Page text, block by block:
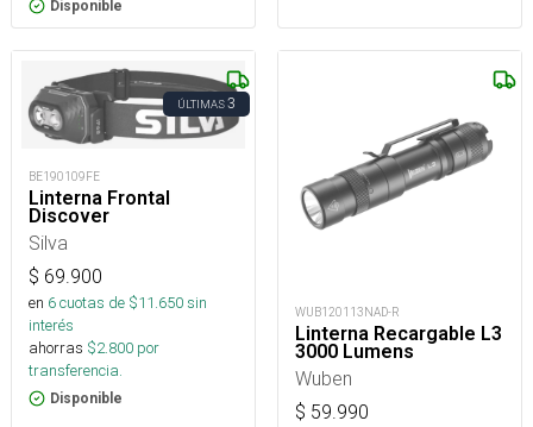
Disponible
ÚLTIMAS3
BE190109FE
Linterna Frontal
Discover
Silva
$ 69.900
en 6cuotas de $11.650sin
interés
ahorras $2.800 por
transferencia.
Disponible
WUB120113NAD-R
Linterna Recargable L3
3000 Lumens
Wuben
$ 59.990